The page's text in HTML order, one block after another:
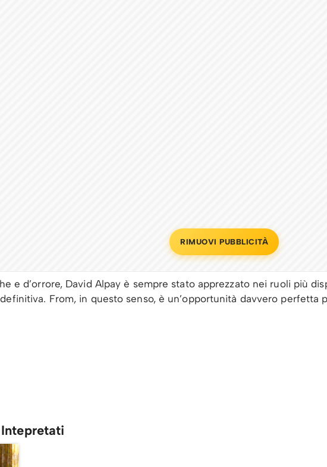
RIMUOVI PUBBLICITÀ
e d’orrore, David Alpay è sempre stato apprezzato nei ruoli più
From, in questo senso, è un’opportunità davvero perfetta